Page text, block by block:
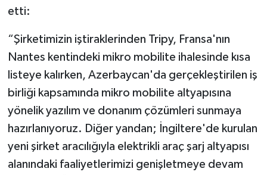
etti:
“Şirketimizin iştiraklerinden Tripy, Fransa'nın
Nantes kentindeki mikro mobilite ihalesinde kısa
listeye kalırken, Azerbaycan'da gerçekleştirilen iş
birliği kapsamında mikro mobilite altyapısına
yönelik yazılım ve donanım çözümleri sunmaya
hazırlanıyoruz. Diğer yandan; İngiltere'de kurulan
yeni şirket aracılığıyla elektrikli araç şarj altyapısı
alanındaki faaliyetlerimizi genişletmeye devam